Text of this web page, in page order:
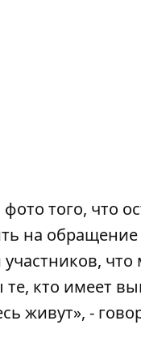
того, что
на обращение
кто имеет
живут», -